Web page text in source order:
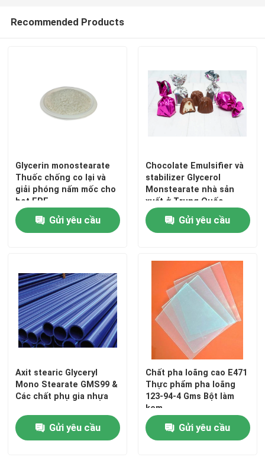
Trang chủ
Các sản phẩm
Recommended Products
Glycerin monostearate
Thuốc chống co lại và
giải phóng nấm mốc cho
bọt EPE
Gửi yêu cầu
Chocolate Emulsifier và
stabilizer Glycerol
Monstearate nhà sản
xuất ở Trung Quốc
Gửi yêu cầu
Axit stearic Glyceryl
Mono Stearate GMS99 &
Các chất phụ gia nhựa
Gửi yêu cầu
Chất pha loãng cao E471
Thực phẩm pha loãng
123-94-4 Gms Bột làm
kem
Gửi yêu cầu